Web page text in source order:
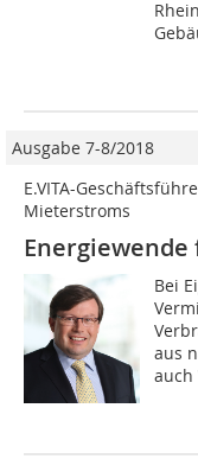
Ausgabe 7-8/2018
E.VITA-
Mieterstroms
Bei
aus
auch